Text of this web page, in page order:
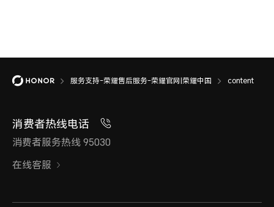
服务支持-荣耀售后服务-荣耀官网|荣耀中国 content
消费者热线电话
消费者服务热线 95030
在线客服